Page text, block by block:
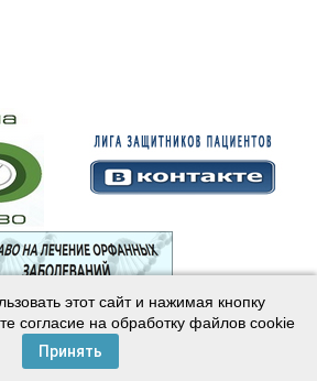
2003—2024 Лига защитников пациентов
сайта — Интернет-студияМайер
этот сайт и нажимая кнопку
согласие на обработку файлов cookie
Принять